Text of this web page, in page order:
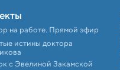
на работе. Прямой эфир
истины доктора
с Эвелиной Закамской